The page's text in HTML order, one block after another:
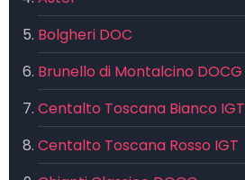
Bolgheri DOC
Brunello di Montalcino DOCG
Centalto Toscana Bianco IGT
Centalto Toscana Rosso IGT